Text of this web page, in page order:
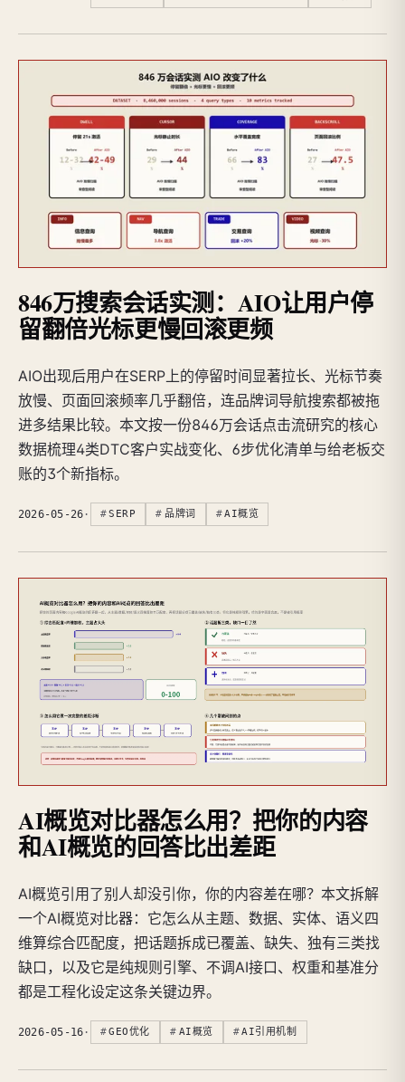
846万搜索会话实测：AIO让用户停
留翻倍光标更慢回滚更频
AIO出现后用户在SERP上的停留时间显著拉长、光标节奏
放慢、页面回滚频率几乎翻倍，连品牌词导航搜索都被拖
进多结果比较。本文按一份846万会话点击流研究的核心
数据梳理4类DTC客户实战变化、6步优化清单与给老板交
账的3个新指标。
2026-05-26 · SERP 品牌词 AI概览
AI概览对比器怎么用？把你的内容
和AI概览的回答比出差距
AI概览引用了别人却没引你，你的内容差在哪？本文拆解
一个AI概览对比器：它怎么从主题、数据、实体、语义四
维算综合匹配度，把话题拆成已覆盖、缺失、独有三类找
缺口，以及它是纯规则引擎、不调AI接口、权重和基准分
都是工程化设定这条关键边界。
2026-05-16 · GEO优化 AI概览 AI引用机制